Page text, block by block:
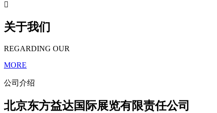

关于我们
REGARDING OUR
MORE
公司介绍
北京东方益达国际展览有限责任公司